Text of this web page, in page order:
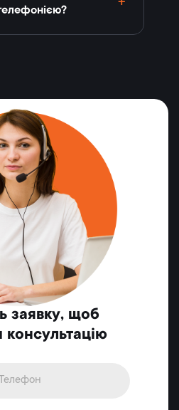
заявку, щоб
консультацію